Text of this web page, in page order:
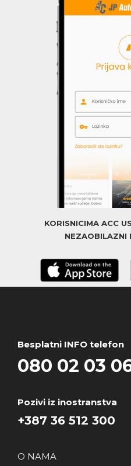
KORISNICIMA ACC
NEZAOBILAZNI
Besplatni INFO telefon
080 02 03
Pozivi iz inostranstva
+387 36 512 300
O NAMA